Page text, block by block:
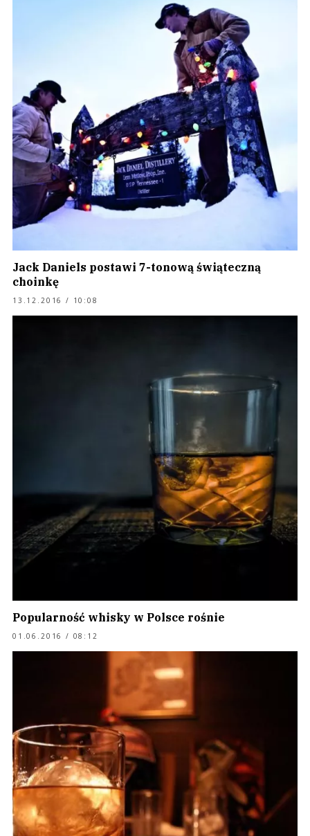
Jack Daniels postawi 7-tonową świąteczną
choinkę
13.12.2016 / 10:08
Popularność whisky w Polsce rośnie
01.06.2016 / 08:12